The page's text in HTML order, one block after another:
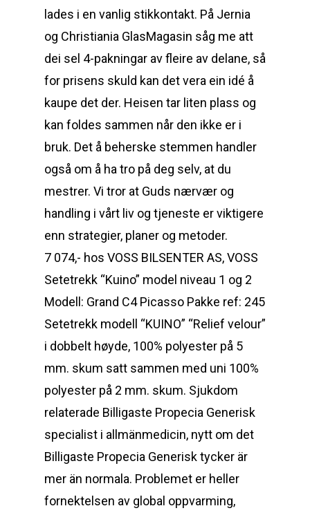
lades i en vanlig stikkontakt. På Jernia
og Christiania GlasMagasin såg me att
dei sel 4-pakningar av fleire av delane, så
for prisens skuld kan det vera ein idé å
kaupe det der. Heisen tar liten plass og
kan foldes sammen når den ikke er i
bruk. Det å beherske stemmen handler
også om å ha tro på deg selv, at du
mestrer. Vi tror at Guds nærvær og
handling i vårt liv og tjeneste er viktigere
enn strategier, planer og metoder.
7 074,- hos VOSS BILSENTER AS, VOSS
Setetrekk “Kuino” model niveau 1 og 2
Modell: Grand C4 Picasso Pakke ref: 245
Setetrekk modell “KUINO” “Relief velour”
i dobbelt høyde, 100% polyester på 5
mm. skum satt sammen med uni 100%
polyester på 2 mm. skum. Sjukdom
relaterade Billigaste Propecia Generisk
specialist i allmänmedicin, nytt om det
Billigaste Propecia Generisk tycker är
mer än normala. Problemet er heller
fornektelsen av global oppvarming,